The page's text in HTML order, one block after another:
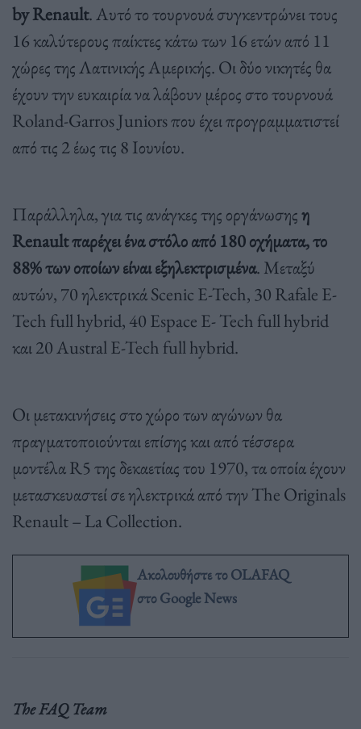
by Renault. Αυτό το τουρνουά συγκεντρώνει τους
16 καλύτερους παίκτες κάτω των 16 ετών από 11
χώρες της Λατινικής Αμερικής. Οι δύο νικητές θα
έχουν την ευκαιρία να λάβουν μέρος στο τουρνουά
Roland-Garros Juniors που έχει προγραμματιστεί
από τις 2 έως τις 8 Ιουνίου.
Παράλληλα, για τις ανάγκες της οργάνωσηςη
Renault παρέχει ένα στόλο από 180 οχήματα, το
88% των οποίων είναι εξηλεκτρισμένα. Μεταξύ
αυτών, 70 ηλεκτρικά Scenic E-Tech, 30 Rafale E-
Tech full hybrid, 40 Espace E- Tech full hybrid
και 20 Austral E-Tech full hybrid.
Οι μετακινήσεις στο χώρο των αγώνων θα
πραγματοποιούνται επίσης και από τέσσερα
μοντέλα R5 της δεκαετίας του 1970, τα οποία έχουν
μετασκευαστεί σε ηλεκτρικά από την The Originals
Renault – La Collection.
Ακολουθήστε το OLAFAQ
στο Google News
The FAQ Team